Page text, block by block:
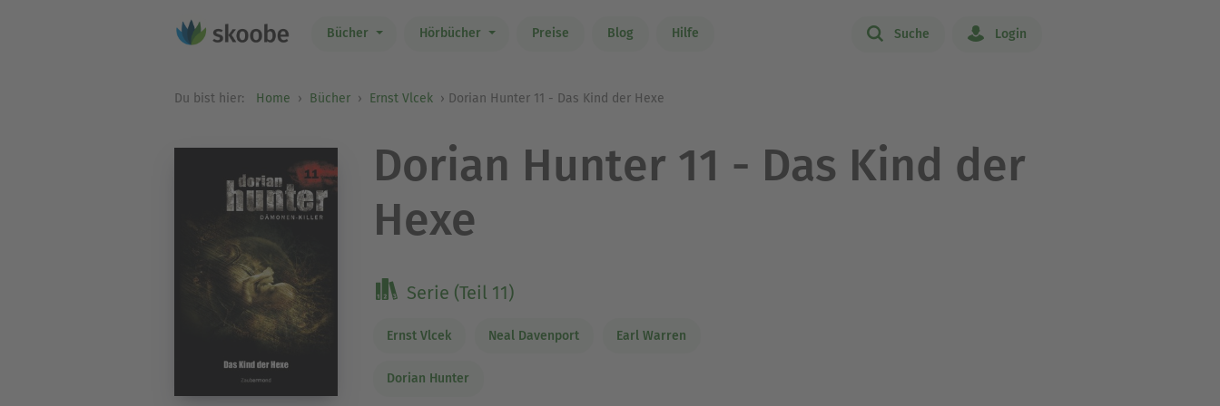
Bücher Hörbücher Preise Blog Hilfe Suche Login
Du bist hier: Home Bücher Ernst Vlcek Dorian Hunter 11 - Das Kind der Hexe
Dorian Hunter 11 - Das Kind der
Hexe
Serie (Teil 11)
Ernst Vlcek Neal Davenport Earl Warren
Dorian Hunter